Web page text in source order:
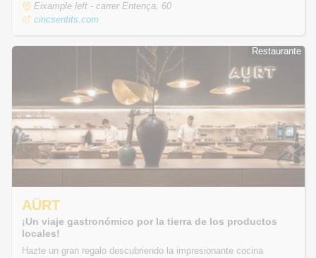
Eixample left - carrer Entença, 60
cincsentits.com
Restaurante
Restaurante
AÜRT
¡Un viaje gastronómico por la tierra de los productos
locales!
Hazte un gran regalo descubriendo la impresionante cocina